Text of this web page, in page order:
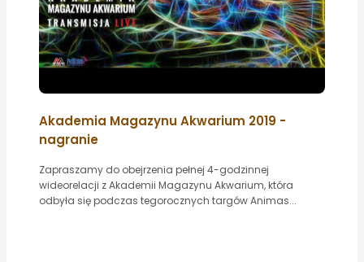
Akademia Magazynu Akwarium 2019 -
nagranie
Zapraszamy do obejrzenia pełnej 4-godzinnej
wideorelacji z Akademii Magazynu Akwarium, która
odbyła się podczas tegorocznych targów Animas...